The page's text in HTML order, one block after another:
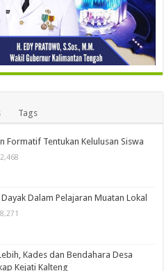
Tags
Formatif Tentukan Kelulusan Siswa
Dalam Pelajaran Muatan Lokal
Kades dan Bendahara Desa
Kejati Kalteng